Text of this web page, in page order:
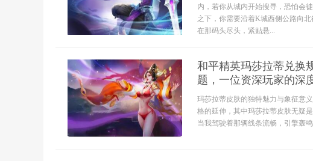
内，若你从城内开始搜寻，恐怕会
之下，你需要沿着K城西侧公路向
在那码头尽头，紧贴悬...
和平精英玛莎拉蒂兑换
题，一位资深玩家的深
玛莎拉蒂皮肤的独特魅力与象征意
格的延伸，其中玛莎拉蒂皮肤无疑
当我驾驶着那辆线条流畅，引擎轰